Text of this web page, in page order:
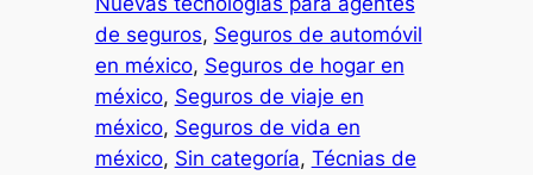
de seguros, Seguros de automóvil
en méxico, Seguros de hogar en
méxico, Seguros de viaje en
méxico, Seguros de vida en
méxico, Sin categoría, Técnias de